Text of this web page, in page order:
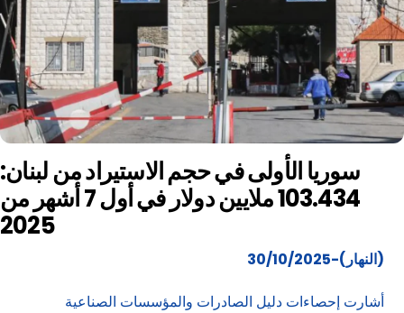
سوريا الأولى في حجم الاستيراد من لبنان:
103.434 ملايين دولار في أول 7 أشهر من
2025
(النهار)-30/10/2025
أشارت إحصاءات دليل الصادرات والمؤسسات الصناعية